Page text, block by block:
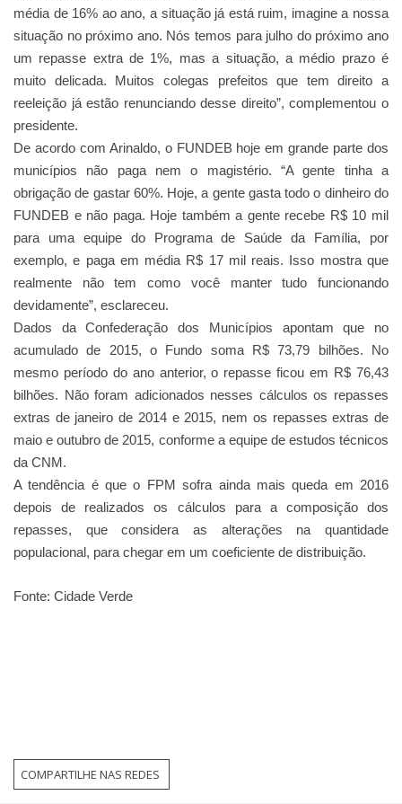
média de 16% ao ano, a situação já está ruim, imagine a nossa
situação no próximo ano. Nós temos para julho do próximo ano
um repasse extra de 1%, mas a situação, a médio prazo é
muito delicada. Muitos colegas prefeitos que tem direito a
reeleição já estão renunciando desse direito”, complementou o
presidente.
De acordo com Arinaldo, o FUNDEB hoje em grande parte dos
municípios não paga nem o magistério. “A gente tinha a
obrigação de gastar 60%. Hoje, a gente gasta todo o dinheiro do
FUNDEB e não paga. Hoje também a gente recebe R$ 10 mil
para uma equipe do Programa de Saúde da Família, por
exemplo, e paga em média R$ 17 mil reais. Isso mostra que
realmente não tem como você manter tudo funcionando
devidamente”, esclareceu.
Dados da Confederação dos Municípios apontam que no
acumulado de 2015, o Fundo soma R$ 73,79 bilhões. No
mesmo período do ano anterior, o repasse ficou em R$ 76,43
bilhões. Não foram adicionados nesses cálculos os repasses
extras de janeiro de 2014 e 2015, nem os repasses extras de
maio e outubro de 2015, conforme a equipe de estudos técnicos
da CNM.
A tendência é que o FPM sofra ainda mais queda em 2016
depois de realizados os cálculos para a composição dos
repasses, que considera as alterações na quantidade
populacional, para chegar em um coeficiente de distribuição.
Fonte: Cidade Verde
COMPARTILHE NAS REDES